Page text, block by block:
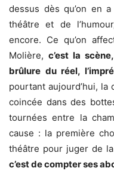
dessus dès qu’on en
théâtre et de
encore. Ce qu’on
Molière, c’est la
brûlure du réel,
pourtant aujourd’hui,
coincée dans des
tournées entre la
cause : la première
théâtre pour juger de
c’est de compter ses